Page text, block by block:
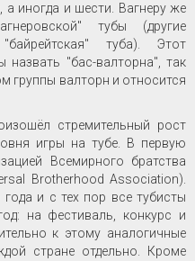
а иногда и шести. Вагнеру же
тубы (другие
туба). Этот
назвать "бас-валторна", так
группы валторн и относится
стремительный рост
игры на тубе. В первую
Всемирного братства
Brotherhood Association).
и с тех пор все тубисты
на фестиваль, конкурс и
к этому аналогичные
стране отдельно. Кроме